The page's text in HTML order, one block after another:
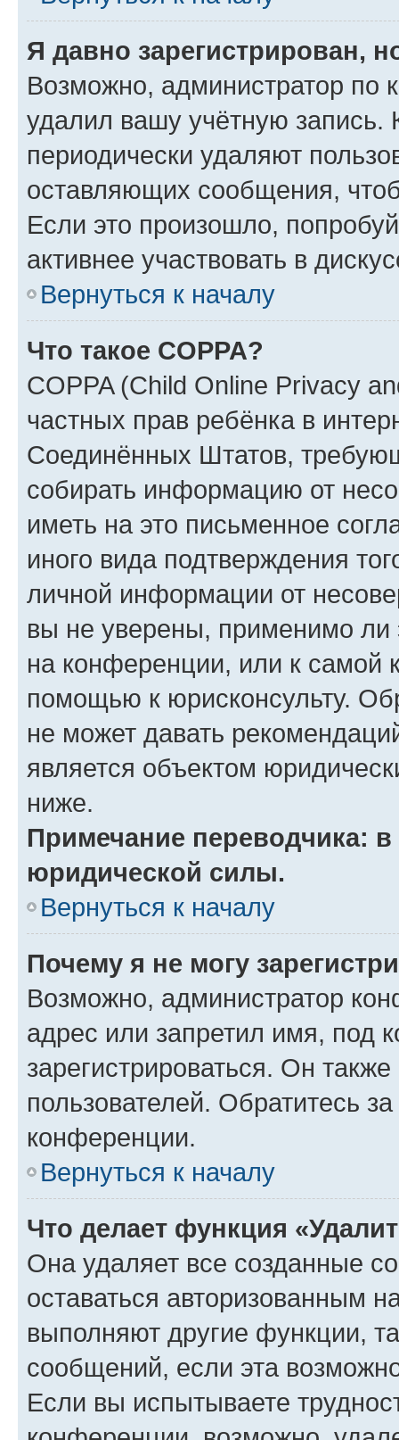
Я давно зарегистрирован,
Возможно, администратор по
удалил вашу учётную запись.
периодически удаляют
оставляющих сообщения,
Если это произошло,
активнее участвовать в
Вернуться к началу
Что такое COPPA?
COPPA (Child Online Privacy
частных прав ребёнка в
Соединённых Штатов,
собирать информацию от
иметь на это письменное
иного вида подтверждения
личной информации от
вы не уверены, применимо ли
на конференции, или к самой
помощью к юрисконсульту.
не может давать
является объектом
ниже.
Примечание переводчика:
юридической силы.
Вернуться к началу
Почему я не могу
Возможно, администратор
адрес или запретил имя, под
зарегистрироваться. Он
пользователей. Обратитесь
конференции.
Вернуться к началу
Что делает функция
Она удаляет все созданные
оставаться авторизованным
выполняют другие функции,
сообщений, если эта
Если вы испытываете